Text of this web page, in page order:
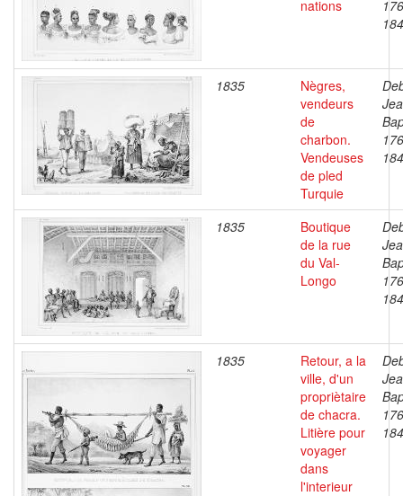
nations
1835
Nègres,
vendeurs
de
charbon.
Vendeuses
de pled
Turquie
1835
Boutique
de la rue
du Val-
Longo
1835
Retour, a la
ville, d'un
propriètaire
de chacra.
Litière pour
voyager
dans
l'interieur